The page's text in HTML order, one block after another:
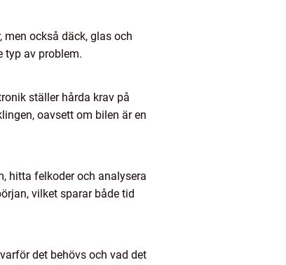
också däck, glas och
typ av problem.
ställer hårda krav på
oavsett om bilen är en
hitta felkoder och analysera
vilket sparar både tid
det behövs och vad det